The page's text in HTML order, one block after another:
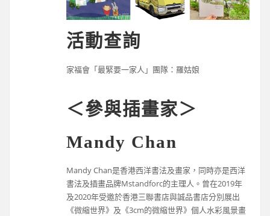
活動查詢
家福會「最緊要一家人」團隊：羅姑娘
＜參與插畫家＞
Mandy Chan
Mandy Chan是香港西洋書法及畫家，同時亦是西洋
書法及插畫品牌Mstandforc的主理人。曾在2019年
及2020年受邀於香港三聯書店與誠品書店分別展出
《微縮世界》及《3cm的微縮世界》個人水彩風景畫